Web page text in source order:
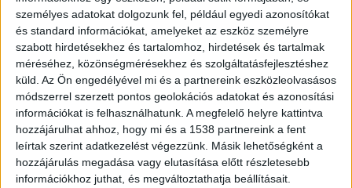
személyes adatokat dolgozunk fel, például egyedi azonosítókat
és standard információkat, amelyeket az eszköz személyre
szabott hirdetésekhez és tartalomhoz, hirdetések és tartalmak
méréséhez, közönségmérésekhez és szolgáltatásfejlesztéshez
küld. Az Ön engedélyével mi és a partnereink eszközleolvasásos
módszerrel szerzett pontos geolokációs adatokat és azonosítási
információkat is felhasználhatunk. A megfelelő helyre kattintva
hozzájárulhat ahhoz, hogy mi és a 1538 partnereink a fent
leírtak szerint adatkezelést végezzünk. Másik lehetőségként a
hozzájárulás megadása vagy elutasítása előtt részletesebb
információkhoz juthat, és megváltoztathatja beállításait.
Fejsérülést szenvedett
„Innentől kezdve a fejsérüléseknél szokásos
protokollt követtük. Azt mondta, fáj a gerince és
a lába, ezért nem mozdítottuk, mentőt hívtunk”
– mondta az RTL Híradónak Horváth Lászlóné, az